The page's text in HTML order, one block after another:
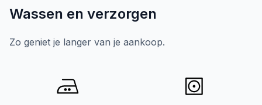
Wassen en verzorgen
Zo geniet je langer van je aankoop.